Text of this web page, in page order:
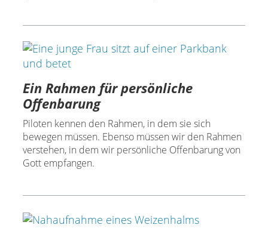
Ein Rahmen für persönliche
Offenbarung
Piloten kennen den Rahmen, in dem sie sich
bewegen müssen. Ebenso müssen wir den Rahmen
verstehen, in dem wir persönliche Offenbarung von
Gott empfangen.